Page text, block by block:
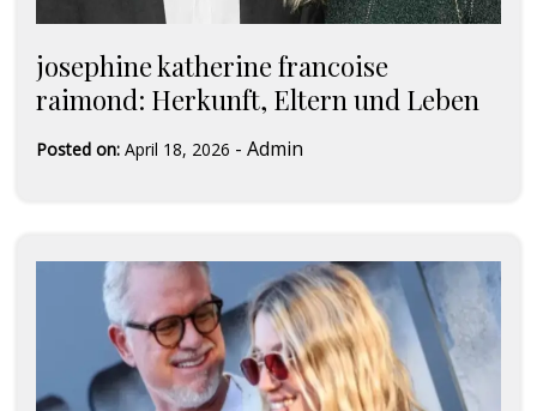
josephine katherine francoise
raimond: Herkunft, Eltern und Leben
Posted on: April 18, 2026 - Admin